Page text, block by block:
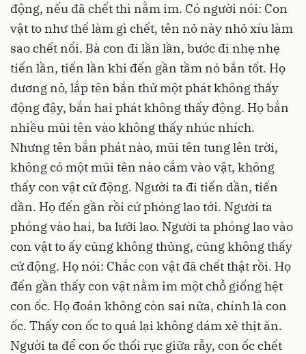
động, nếu đã chết thì nằm im. Có người nói: Con
vật to như thế làm gì chết, tên nỏ này nhỏ xíu làm
sao chết nổi. Bà con đi lần lần, bước đi nhẹ nhẹ
tiến lần, tiến lần khi đến gần tầm nỏ bắn tốt. Họ
dương nỏ, lắp tên bắn thử một phát không thấy
động đậy, bắn hai phát không thấy động. Họ bắn
nhiều mũi tên vào không thấy nhúc nhích.
Nhưng tên bắn phát nào, mũi tên tung lên trời,
không có một mũi tên nào cắm vào vật, không
thấy con vật cử động. Người ta đi tiến dần, tiến
dần. Họ đến gần rồi cứ phóng lao tới. Người ta
phóng vào hai, ba lưỡi lao. Người ta phóng lao vào
con vật to ấy cũng không thủng, cũng không thấy
cử động. Họ nói: Chắc con vật đã chết thật rồi. Họ
đến gần thấy con vật nằm im một chỗ giống hệt
con ốc. Họ đoán không còn sai nữa, chính là con
ốc. Thấy con ốc to quá lại không dám xẻ thịt ăn.
Người ta để con ốc thối rục giữa rẫy, con ốc chết